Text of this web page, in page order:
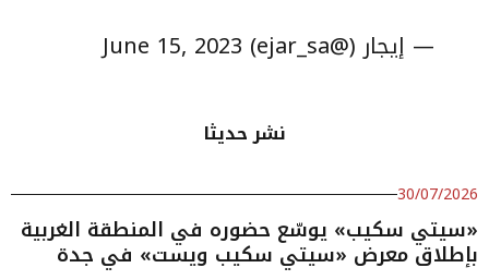
— إيجار (@ejar_sa)
June 15, 2023
نشر حديثا
30/07/2026
«سيتي سكيب» يوسّع حضوره في المنطقة الغربية
بإطلاق معرض «سيتي سكيب ويست» في جدة